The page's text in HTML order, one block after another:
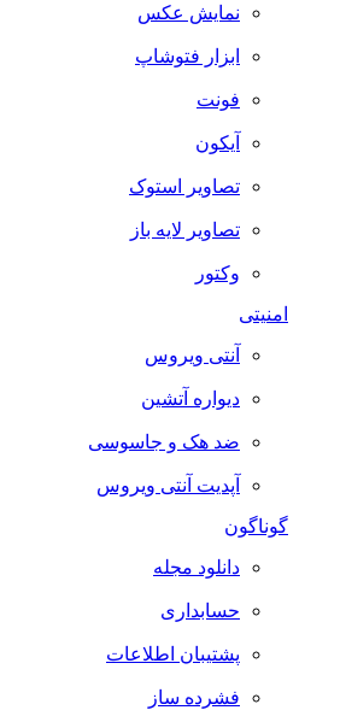
نمایش عکس
ابزار فتوشاپ
فونت
آیکون
تصاویر استوک
تصاویر لایه باز
وکتور
امنیتی
آنتی ویروس
دیواره آتشین
ضد هک و جاسوسی
آپدیت آنتی ویروس
گوناگون
دانلود مجله
حسابداری
پشتیبان اطلاعات
فشرده ساز